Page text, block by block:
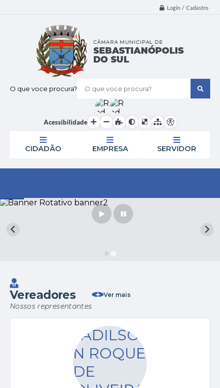
Login / Cadastro
O que voce procura?
Acessibilidade
CIDADÃO EMPRESA SERVIDOR
Vereadores
Nossos representantes
Ver mais